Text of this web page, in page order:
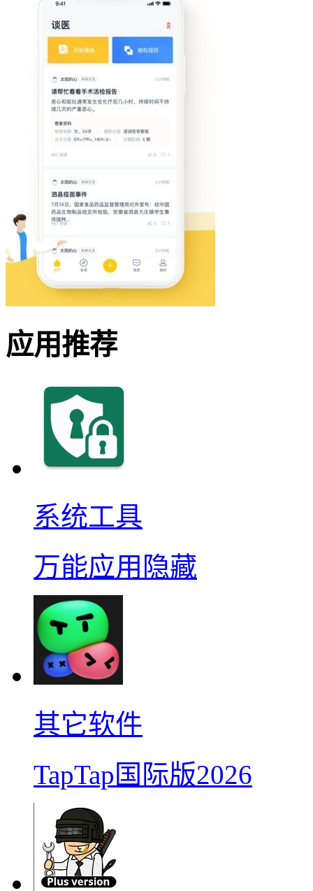
应用推荐
系统工具
万能应用隐藏
其它软件
TapTap国际版2026